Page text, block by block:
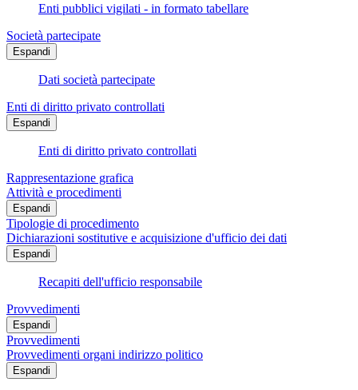
Enti pubblici vigilati - in formato tabellare
Società partecipate
Espandi
Dati società partecipate
Enti di diritto privato controllati
Espandi
Enti di diritto privato controllati
Rappresentazione grafica
Attività e procedimenti
Espandi
Tipologie di procedimento
Dichiarazioni sostitutive e acquisizione d'ufficio dei dati
Espandi
Recapiti dell'ufficio responsabile
Provvedimenti
Espandi
Provvedimenti
Provvedimenti organi indirizzo politico
Espandi